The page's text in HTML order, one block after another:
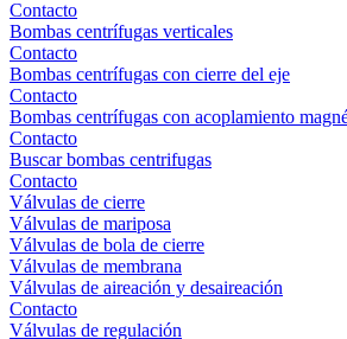
Contacto
Bombas centrífugas verticales
Contacto
Bombas centrífugas con cierre del eje
Contacto
Bombas centrífugas con acoplamiento
Contacto
Buscar bombas centrifugas
Contacto
Válvulas de cierre
Válvulas de mariposa
Válvulas de bola de cierre
Válvulas de membrana
Válvulas de aireación y desaireación
Contacto
Válvulas de regulación